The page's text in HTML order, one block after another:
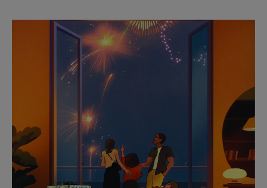
ANZUHALTEN
STUMMSCHALTUNG